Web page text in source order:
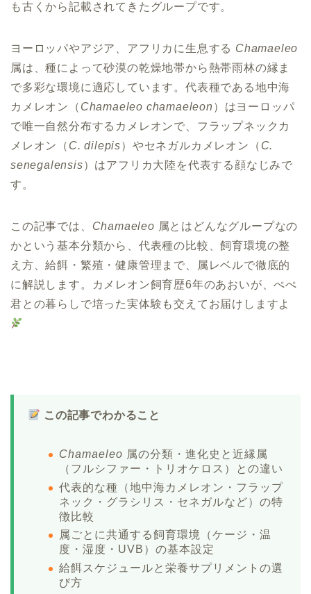
も古くから記載されてきたグループです。
ヨーロッパやアジア、アフリカに生息する Chamaeleo
属は、種によって砂漠の乾燥地帯から熱帯雨林の縁ま
で多彩な環境に適応しています。代表種である地中海
カメレオン（ Chamaeleo chamaeleon）はヨーロッパ
で唯一自然分布するカメレオンで、フラップネックカ
メレオン（ C. dilepis）やセネガルカメレオン（ C.
senegalensis）はアフリカ大陸を代表する顔なじみで
す。
この記事では、 Chamaeleo 属とはどんなグループなの
かという基本分類から、代表種の比較、飼育環境の整
え方、給餌・繁殖・健康管理まで、属レベルで徹底的
に解説します。カメレオン飼育歴6年のあおいが、ぺぺ
君との暮らしで培った実体験も交えてお届けしますよ
この記事でわかること
Chamaeleo 属の分類・進化史と近縁属
（フルシファー・トリオケロス）との違い
代表的な種（地中海カメレオン・フラップ
ネック・グラシリス・セネガルなど）の特
徴比較
属ごとに共通する飼育環境（ケージ・温
度・湿度・UVB）の基本設定
給餌スケジュールと栄養サプリメントの選
び方